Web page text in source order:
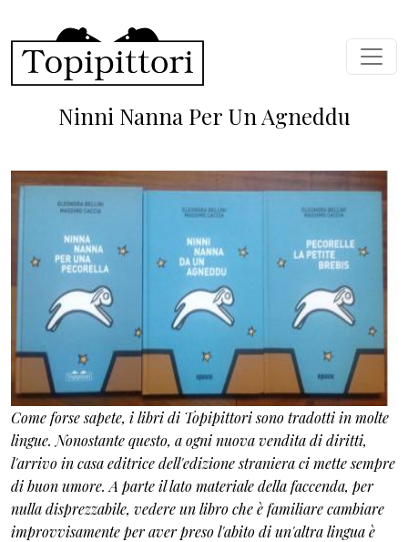
Ninni Nanna Per Un Agneddu
Come forse sapete, i libri di Topipittori sono tradotti in molte
lingue. Nonostante questo, a ogni nuova vendita di diritti,
l'arrivo in casa editrice dell'edizione straniera ci mette sempre
di buon umore. A parte il lato materiale della faccenda, per
nulla disprezzabile, vedere un libro che è familiare cambiare
improvvisamente per aver preso l'abito di un'altra lingua è